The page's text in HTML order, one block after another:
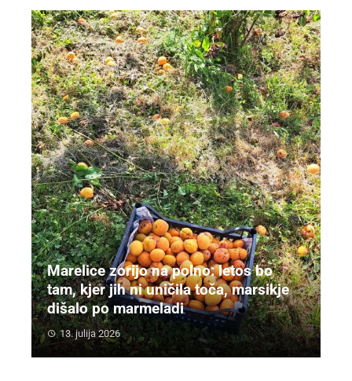
Marelice zorijo na polno: letos bo
tam, kjer jih ni uničila toča, marsikje
dišalo po marmeladi
13. julija 2026